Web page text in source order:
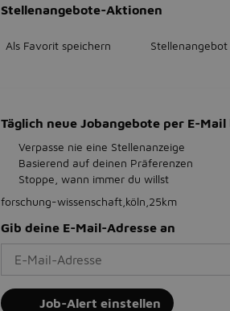
Stellenangebote-Aktionen
Als Favorit speichern
Täglich neue Jobangebote per E-Mail
Verpasse nie eine Stellenanzeige
Basierend auf deinen Präferenzen
Stoppe, wann immer du willst
forschung-wissenschaft,köln,25km
Gib deine E-Mail-Adresse an
Job-Alert einstellen